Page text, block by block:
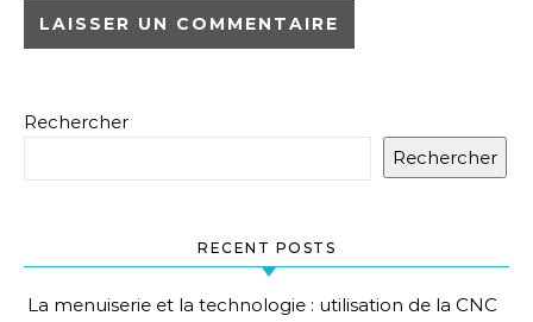
Rechercher
Rechercher
RECENT POSTS
La menuiserie et la technologie : utilisation de la CNC